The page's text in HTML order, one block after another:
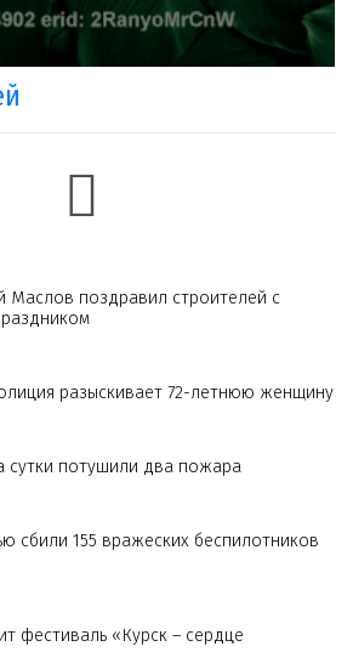
Маслов поздравил строителей с
разыскивает 72-летнюю женщину
сутки потушили два пожара
сбили 155 вражеских беспилотников
фестиваль «Курск – сердце